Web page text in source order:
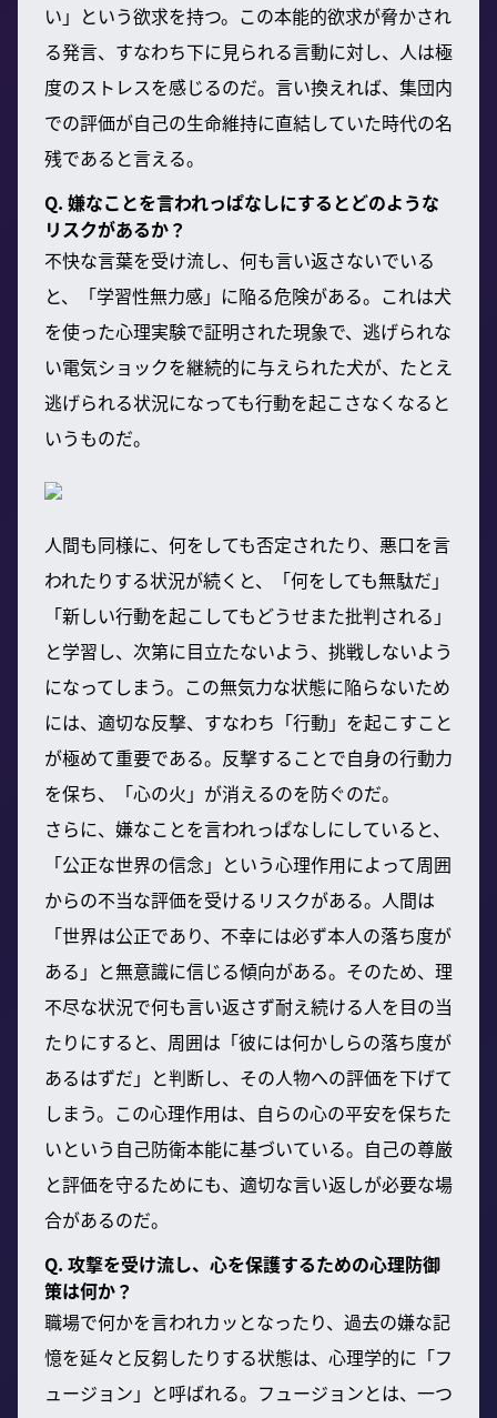
い」という欲求を持つ。この本能的欲求が脅かされ
る発言、すなわち下に見られる言動に対し、人は極
度のストレスを感じるのだ。言い換えれば、集団内
での評価が自己の生命維持に直結していた時代の名
残であると言える。
Q. 嫌なことを言われっぱなしにするとどのような
リスクがあるか？
不快な言葉を受け流し、何も言い返さないでいる
と、「学習性無力感」に陥る危険がある。これは犬
を使った心理実験で証明された現象で、逃げられな
い電気ショックを継続的に与えられた犬が、たとえ
逃げられる状況になっても行動を起こさなくなると
いうものだ。
人間も同様に、何をしても否定されたり、悪口を言
われたりする状況が続くと、「何をしても無駄だ」
「新しい行動を起こしてもどうせまた批判される」
と学習し、次第に目立たないよう、挑戦しないよう
になってしまう。この無気力な状態に陥らないため
には、適切な反撃、すなわち「行動」を起こすこと
が極めて重要である。反撃することで自身の行動力
を保ち、「心の火」が消えるのを防ぐのだ。
さらに、嫌なことを言われっぱなしにしていると、
「公正な世界の信念」という心理作用によって周囲
からの不当な評価を受けるリスクがある。人間は
「世界は公正であり、不幸には必ず本人の落ち度が
ある」と無意識に信じる傾向がある。そのため、理
不尽な状況で何も言い返さず耐え続ける人を目の当
たりにすると、周囲は「彼には何かしらの落ち度が
あるはずだ」と判断し、その人物への評価を下げて
しまう。この心理作用は、自らの心の平安を保ちた
いという自己防衛本能に基づいている。自己の尊厳
と評価を守るためにも、適切な言い返しが必要な場
合があるのだ。
Q. 攻撃を受け流し、心を保護するための心理防御
策は何か？
職場で何かを言われカッとなったり、過去の嫌な記
憶を延々と反芻したりする状態は、心理学的に「フ
ュージョン」と呼ばれる。フュージョンとは、一つ